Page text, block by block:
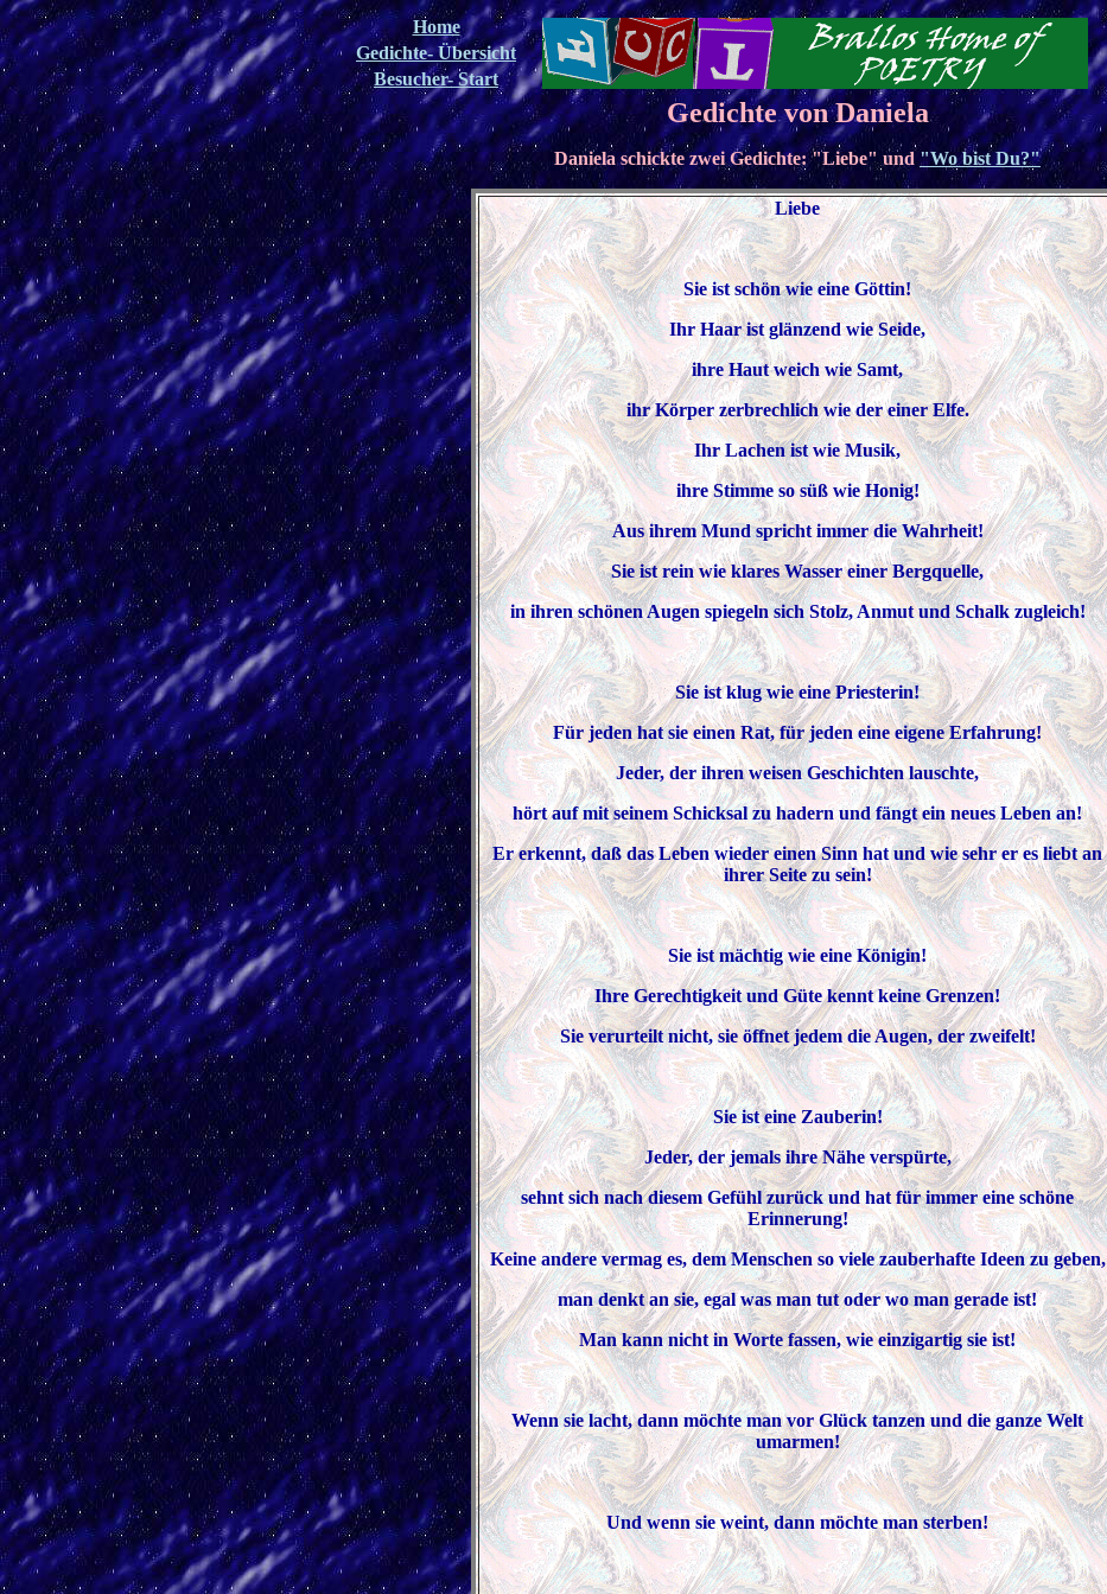
Home
Gedichte- Übersicht
Besucher- Start
Gedichte von Daniela
Daniela schickte zwei Gedichte: "Liebe" und "Wo bist Du?"
Liebe
Sie ist schön wie eine Göttin!
Ihr Haar ist glänzend wie Seide,
ihre Haut weich wie Samt,
ihr Körper zerbrechlich wie der einer Elfe.
Ihr Lachen ist wie Musik,
ihre Stimme so süß wie Honig!
Aus ihrem Mund spricht immer die Wahrheit!
Sie ist rein wie klares Wasser einer Bergquelle,
in ihren schönen Augen spiegeln sich Stolz, Anmut und Schalk zugleich!
Sie ist klug wie eine Priesterin!
Für jeden hat sie einen Rat, für jeden eine eigene Erfahrung!
Jeder, der ihren weisen Geschichten lauschte,
hört auf mit seinem Schicksal zu hadern und fängt ein neues Leben an!
Er erkennt, daß das Leben wieder einen Sinn hat und wie sehr er es liebt an
ihrer Seite zu sein!
Sie ist mächtig wie eine Königin!
Ihre Gerechtigkeit und Güte kennt keine Grenzen!
Sie verurteilt nicht, sie öffnet jedem die Augen, der zweifelt!
Sie ist eine Zauberin!
Jeder, der jemals ihre Nähe verspürte,
sehnt sich nach diesem Gefühl zurück und hat für immer eine schöne
Erinnerung!
Keine andere vermag es, dem Menschen so viele zauberhafte Ideen zu geben,
man denkt an sie, egal was man tut oder wo man gerade ist!
Man kann nicht in Worte fassen, wie einzigartig sie ist!
Wenn sie lacht, dann möchte man vor Glück tanzen und die ganze Welt
umarmen!
Und wenn sie weint, dann möchte man sterben!